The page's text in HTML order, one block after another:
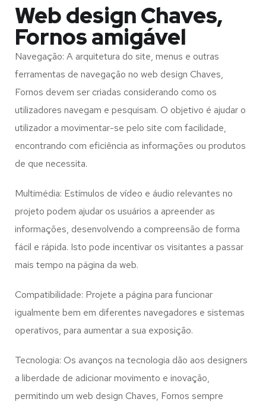
Web design Chaves,
Fornos amigável
Navegação: A arquitetura do site, menus e outras
ferramentas de navegação no web design Chaves,
Fornos devem ser criadas considerando como os
utilizadores navegam e pesquisam. O objetivo é ajudar o
utilizador a movimentar-se pelo site com facilidade,
encontrando com eficiência as informações ou produtos
de que necessita.
Multimédia: Estímulos de vídeo e áudio relevantes no
projeto podem ajudar os usuários a apreender as
informações, desenvolvendo a compreensão de forma
fácil e rápida. Isto pode incentivar os visitantes a passar
mais tempo na página da web.
Compatibilidade: Projete a página para funcionar
igualmente bem em diferentes navegadores e sistemas
operativos, para aumentar a sua exposição.
Tecnologia: Os avanços na tecnologia dão aos designers
a liberdade de adicionar movimento e inovação,
permitindo um web design Chaves, Fornos sempre